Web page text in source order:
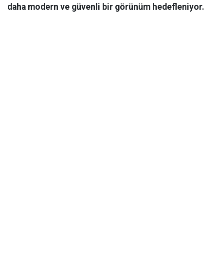
daha modern ve güvenli bir görünüm hedefleniyor.